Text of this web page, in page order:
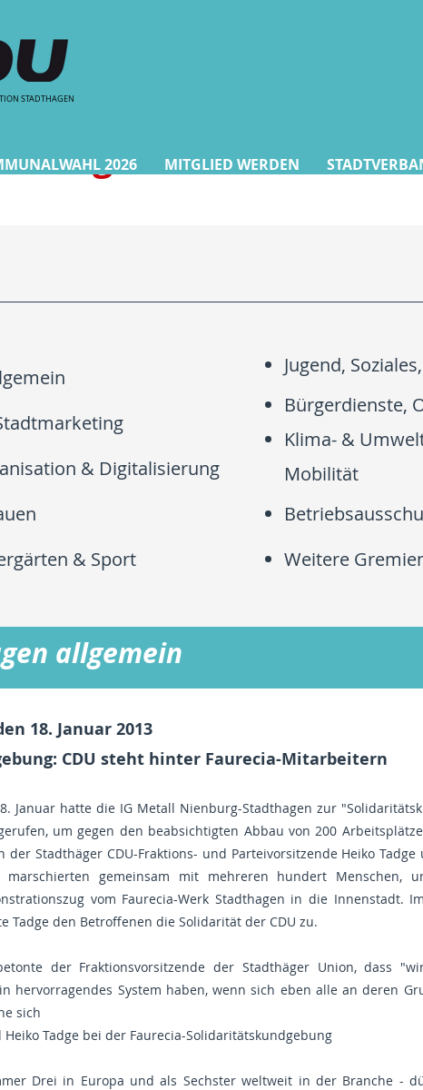
STADTHAGEN
2026 MITGLIED WERDEN
& Digitalisierung
& Sport
Jugend,
Bürgerdienste,
Klima- &
Mobilität
Weitere
allgemein
18. Januar 2013
CDU steht hinter Faurecia-Mitarbeitern
Januar hatte die IG Metall Nienburg-Stadthagen zur
um gegen den beabsichtigten Abbau von 200
der Stadthäger CDU-Fraktions- und Parteivorsitzende Heiko
gemeinsam mit mehreren hundert Menschen,
vom Faurecia-Werk Stadthagen in die Innenstadt.
Tadge den Betroffenen die Solidarität der CDU zu.
der Fraktionsvorsitzende der Stadthäger Union, dass
hervorragendes System haben, wenn sich eben alle an deren
sich
Tadge bei der Faurecia-Solidaritätskundgebung
Drei in Europa und als Sechster weltweit in der Branche -